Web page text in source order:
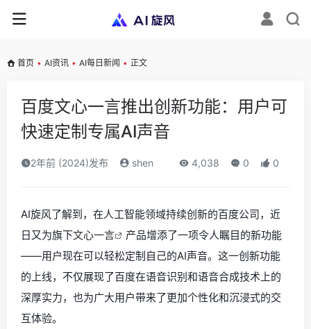
首页 • AI资讯 • AI每日新闻 • 正文
百度文心一言推出创新功能：用户可
快速定制专属AI声音
2年前 (2024)发布 shen 4,038 0 0
AI旋风了解到，在人工智能领域持续创新的百度公司，近
日又为旗下文心一言
产品增添了一项令人瞩目的新功能
——用户现在可以轻松定制自己的AI声音。这一创新功能
的上线，不仅展现了百度在语音识别和语音合成技术上的
深厚实力，也为广大用户带来了更加个性化和沉浸式的交
互体验。